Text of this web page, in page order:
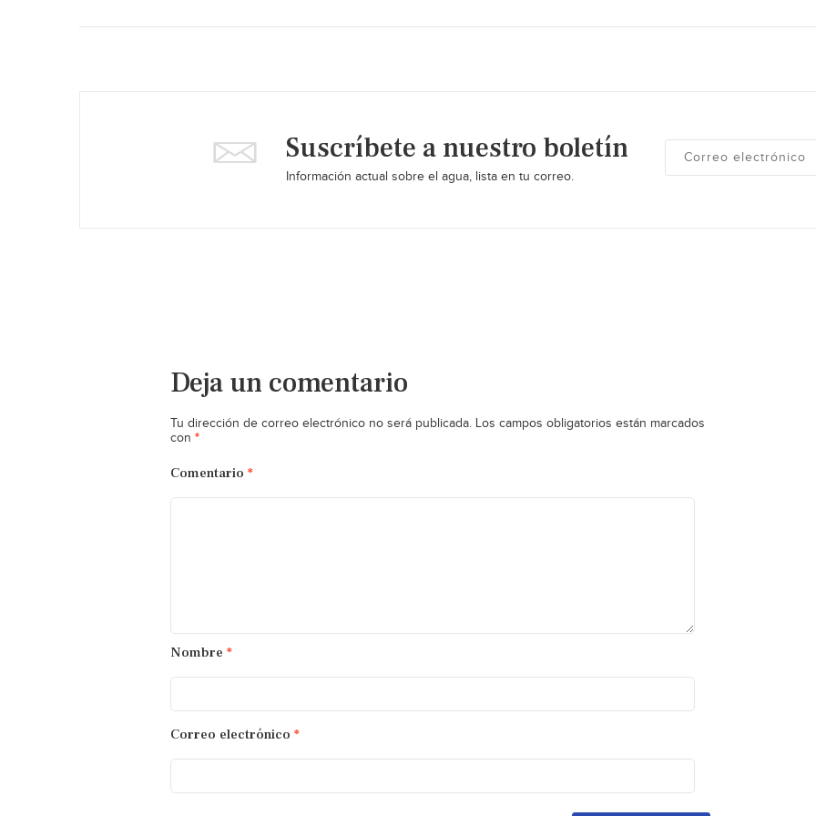
Suscríbete a nuestro boletín
Información actual sobre el agua, lista en tu correo.
Deja un comentario
Tu dirección de correo electrónico no será publicada. Los campos obligatorios están marcados
con *
Comentario *
Nombre *
Correo electrónico *